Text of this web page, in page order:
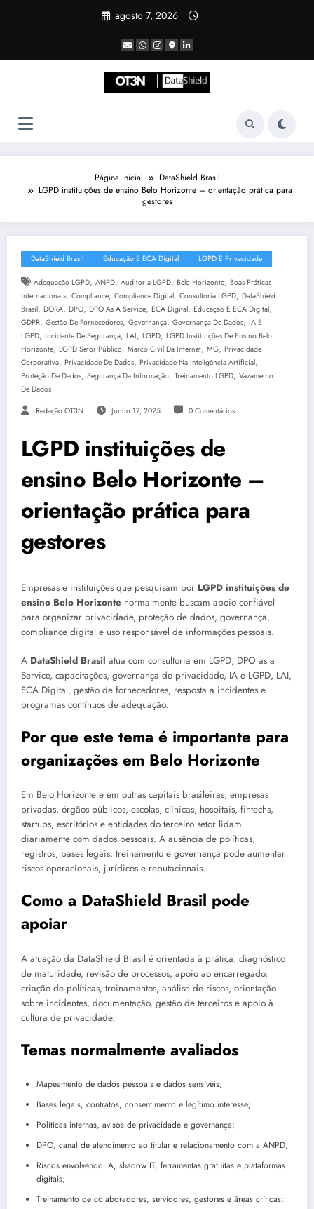
agosto 7, 2026
Página inicial
DataShield Brasil
LGPD instituições de ensino Belo Horizonte – orientação prática para
gestores
DataShield Brasil Educação E ECA Digital LGPD E Privacidade
Adequação LGPD, ANPD, Auditoria LGPD, Belo Horizonte, Boas Práticas
Internacionais, Compliance, Compliance Digital, Consultoria LGPD, DataShield
Brasil, DORA, DPO, DPO As A Service, ECA Digital, Educação E ECA Digital,
GDPR, Gestão De Fornecedores, Governança, Governança De Dados, IA E
LGPD, Incidente De Segurança, LAI, LGPD, LGPD Instituições De Ensino Belo
Horizonte, LGPD Setor Público, Marco Civil Da Internet, MG, Privacidade
Corporativa, Privacidade De Dados, Privacidade Na Inteligência Artificial,
Proteção De Dados, Segurança Da Informação, Treinamento LGPD, Vazamento
De Dados
Redação OT3N Junho 17, 2025 0 Comentários
LGPD instituições de
ensino Belo Horizonte –
orientação prática para
gestores
Empresas e instituições que pesquisam por LGPD instituições de
ensino Belo Horizonte normalmente buscam apoio confiável
para organizar privacidade, proteção de dados, governança,
compliance digital e uso responsável de informações pessoais.
A DataShield Brasil atua com consultoria em LGPD, DPO as a
Service, capacitações, governança de privacidade, IA e LGPD, LAI,
ECA Digital, gestão de fornecedores, resposta a incidentes e
programas contínuos de adequação.
Por que este tema é importante para
organizações em Belo Horizonte
Em Belo Horizonte e em outras capitais brasileiras, empresas
privadas, órgãos públicos, escolas, clínicas, hospitais, fintechs,
startups, escritórios e entidades do terceiro setor lidam
diariamente com dados pessoais. A ausência de políticas,
registros, bases legais, treinamento e governança pode aumentar
riscos operacionais, jurídicos e reputacionais.
Como a DataShield Brasil pode
apoiar
A atuação da DataShield Brasil é orientada à prática: diagnóstico
de maturidade, revisão de processos, apoio ao encarregado,
criação de políticas, treinamentos, análise de riscos, orientação
sobre incidentes, documentação, gestão de terceiros e apoio à
cultura de privacidade.
Temas normalmente avaliados
Mapeamento de dados pessoais e dados sensíveis;
Bases legais, contratos, consentimento e legítimo interesse;
Políticas internas, avisos de privacidade e governança;
DPO, canal de atendimento ao titular e relacionamento com a ANPD;
Riscos envolvendo IA, shadow IT, ferramentas gratuitas e plataformas
digitais;
Treinamento de colaboradores, servidores, gestores e áreas críticas;